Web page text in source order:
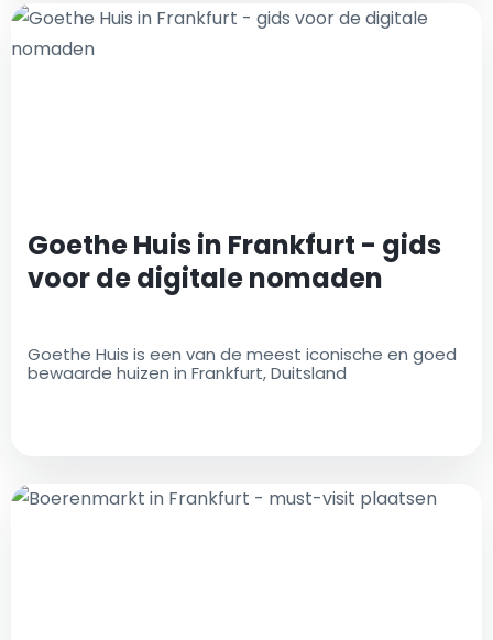
Goethe Huis in Frankfurt - gids
voor de digitale nomaden
Goethe Huis is een van de meest iconische en goed
bewaarde huizen in Frankfurt, Duitsland